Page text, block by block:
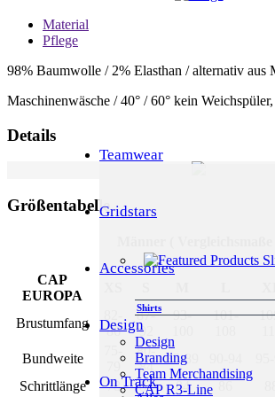
Teamwear
Shirts
Gridstars
Accessories
Design
Design
Branding
Team Merchandising
CAP R3-Line
On Track
Material
Pflege
98% Baumwolle / 2% Elasthan / alternativ aus
Maschinenwäsche / 40° / 60° kein
Details
Größentabelle
CAP
EUROPA
Brustumfang
86
87-
92
93-
101-
Bundweite
75-
80-
84
85-89
Schrittlänge
78 82 84